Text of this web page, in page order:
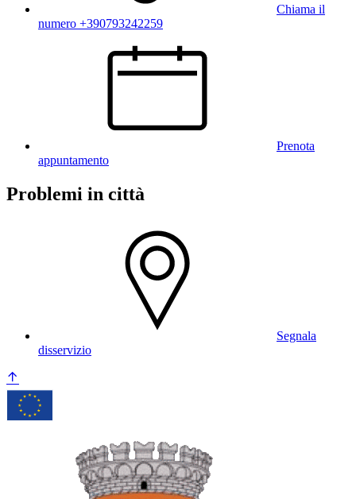
Chiama il
numero +390793242259
Prenota
appuntamento
Problemi in città
Segnala
disservizio